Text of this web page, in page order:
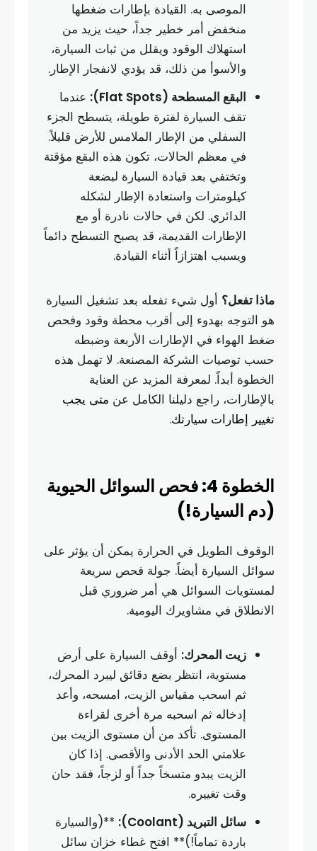
الموصى به. القيادة بإطارات ضغطها
منخفض أمر خطير جداً، حيث يزيد من
استهلاك الوقود ويقلل من ثبات السيارة،
والأسوأ من ذلك، قد يؤدي لانفجار الإطار.
البقع المسطحة (Flat Spots):
عندما
تقف السيارة لفترة طويلة، يتسطح الجزء
السفلي من الإطار الملامس للأرض قليلاً.
في معظم الحالات، تكون هذه البقع مؤقتة
وتختفي بعد قيادة السيارة لبضعة
كيلومترات واستعادة الإطار لشكله
الدائري. لكن في حالات نادرة أو مع
الإطارات القديمة، قد يصبح التسطح دائماً
ويسبب اهتزازاً أثناء القيادة.
ماذا تفعل؟ أول شيء تفعله بعد تشغيل السيارة
هو التوجه بهدوء إلى أقرب محطة وقود وفحص
ضغط الهواء في الإطارات الأربعة وضبطه
حسب توصيات الشركة المصنعة. لا تهمل هذه
الخطوة أبداً. لمعرفة المزيد عن العناية
بالإطارات، راجع دليلنا الكامل عن متى يجب
تغيير إطارات سيارتك.
الخطوة 4: فحص السوائل الحيوية
(دم السيارة!)
الوقوف الطويل في الحرارة يمكن أن يؤثر على
سوائل السيارة أيضاً. جولة فحص سريعة
لمستويات السوائل هي أمر ضروري قبل
الانطلاق في مشاويرك اليومية.
زيت المحرك: أوقف السيارة على أرض
مستوية، انتظر بضع دقائق ليبرد المحرك،
ثم اسحب مقياس الزيت، امسحه، وأعد
إدخاله ثم اسحبه مرة أخرى لقراءة
المستوى. تأكد من أن مستوى الزيت بين
علامتي الحد الأدنى والأقصى. إذا كان
الزيت يبدو متسخاً جداً أو لزجاً، فقد حان
وقت تغييره.
سائل التبريد (Coolant):
**(والسيارة
باردة تماماً!)** افتح غطاء خزان سائل